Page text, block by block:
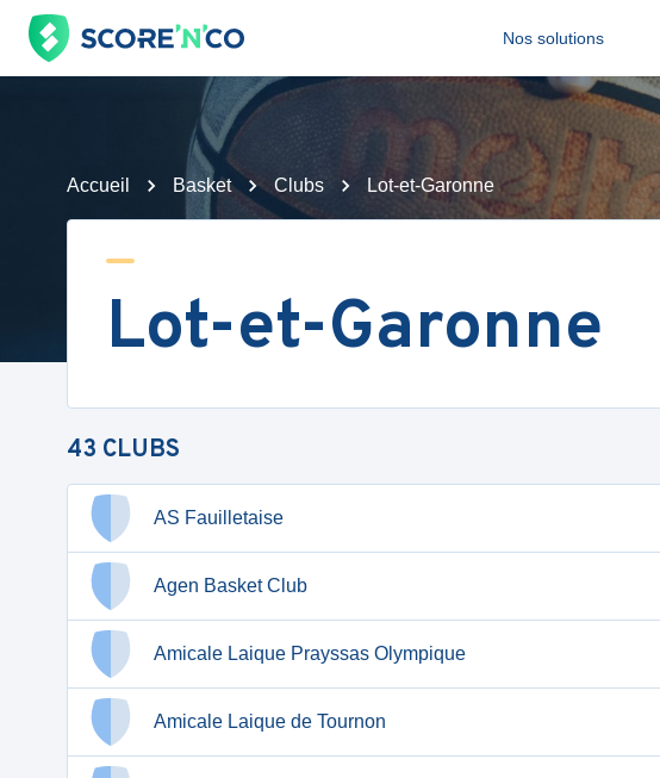
Nos solutions
Accueil Basket Clubs Lot-et-Garonne
Lot-et-Garonne
43 CLUBS
AS Fauilletaise
Agen Basket Club
Amicale Laique Prayssas Olympique
Amicale Laique de Tournon